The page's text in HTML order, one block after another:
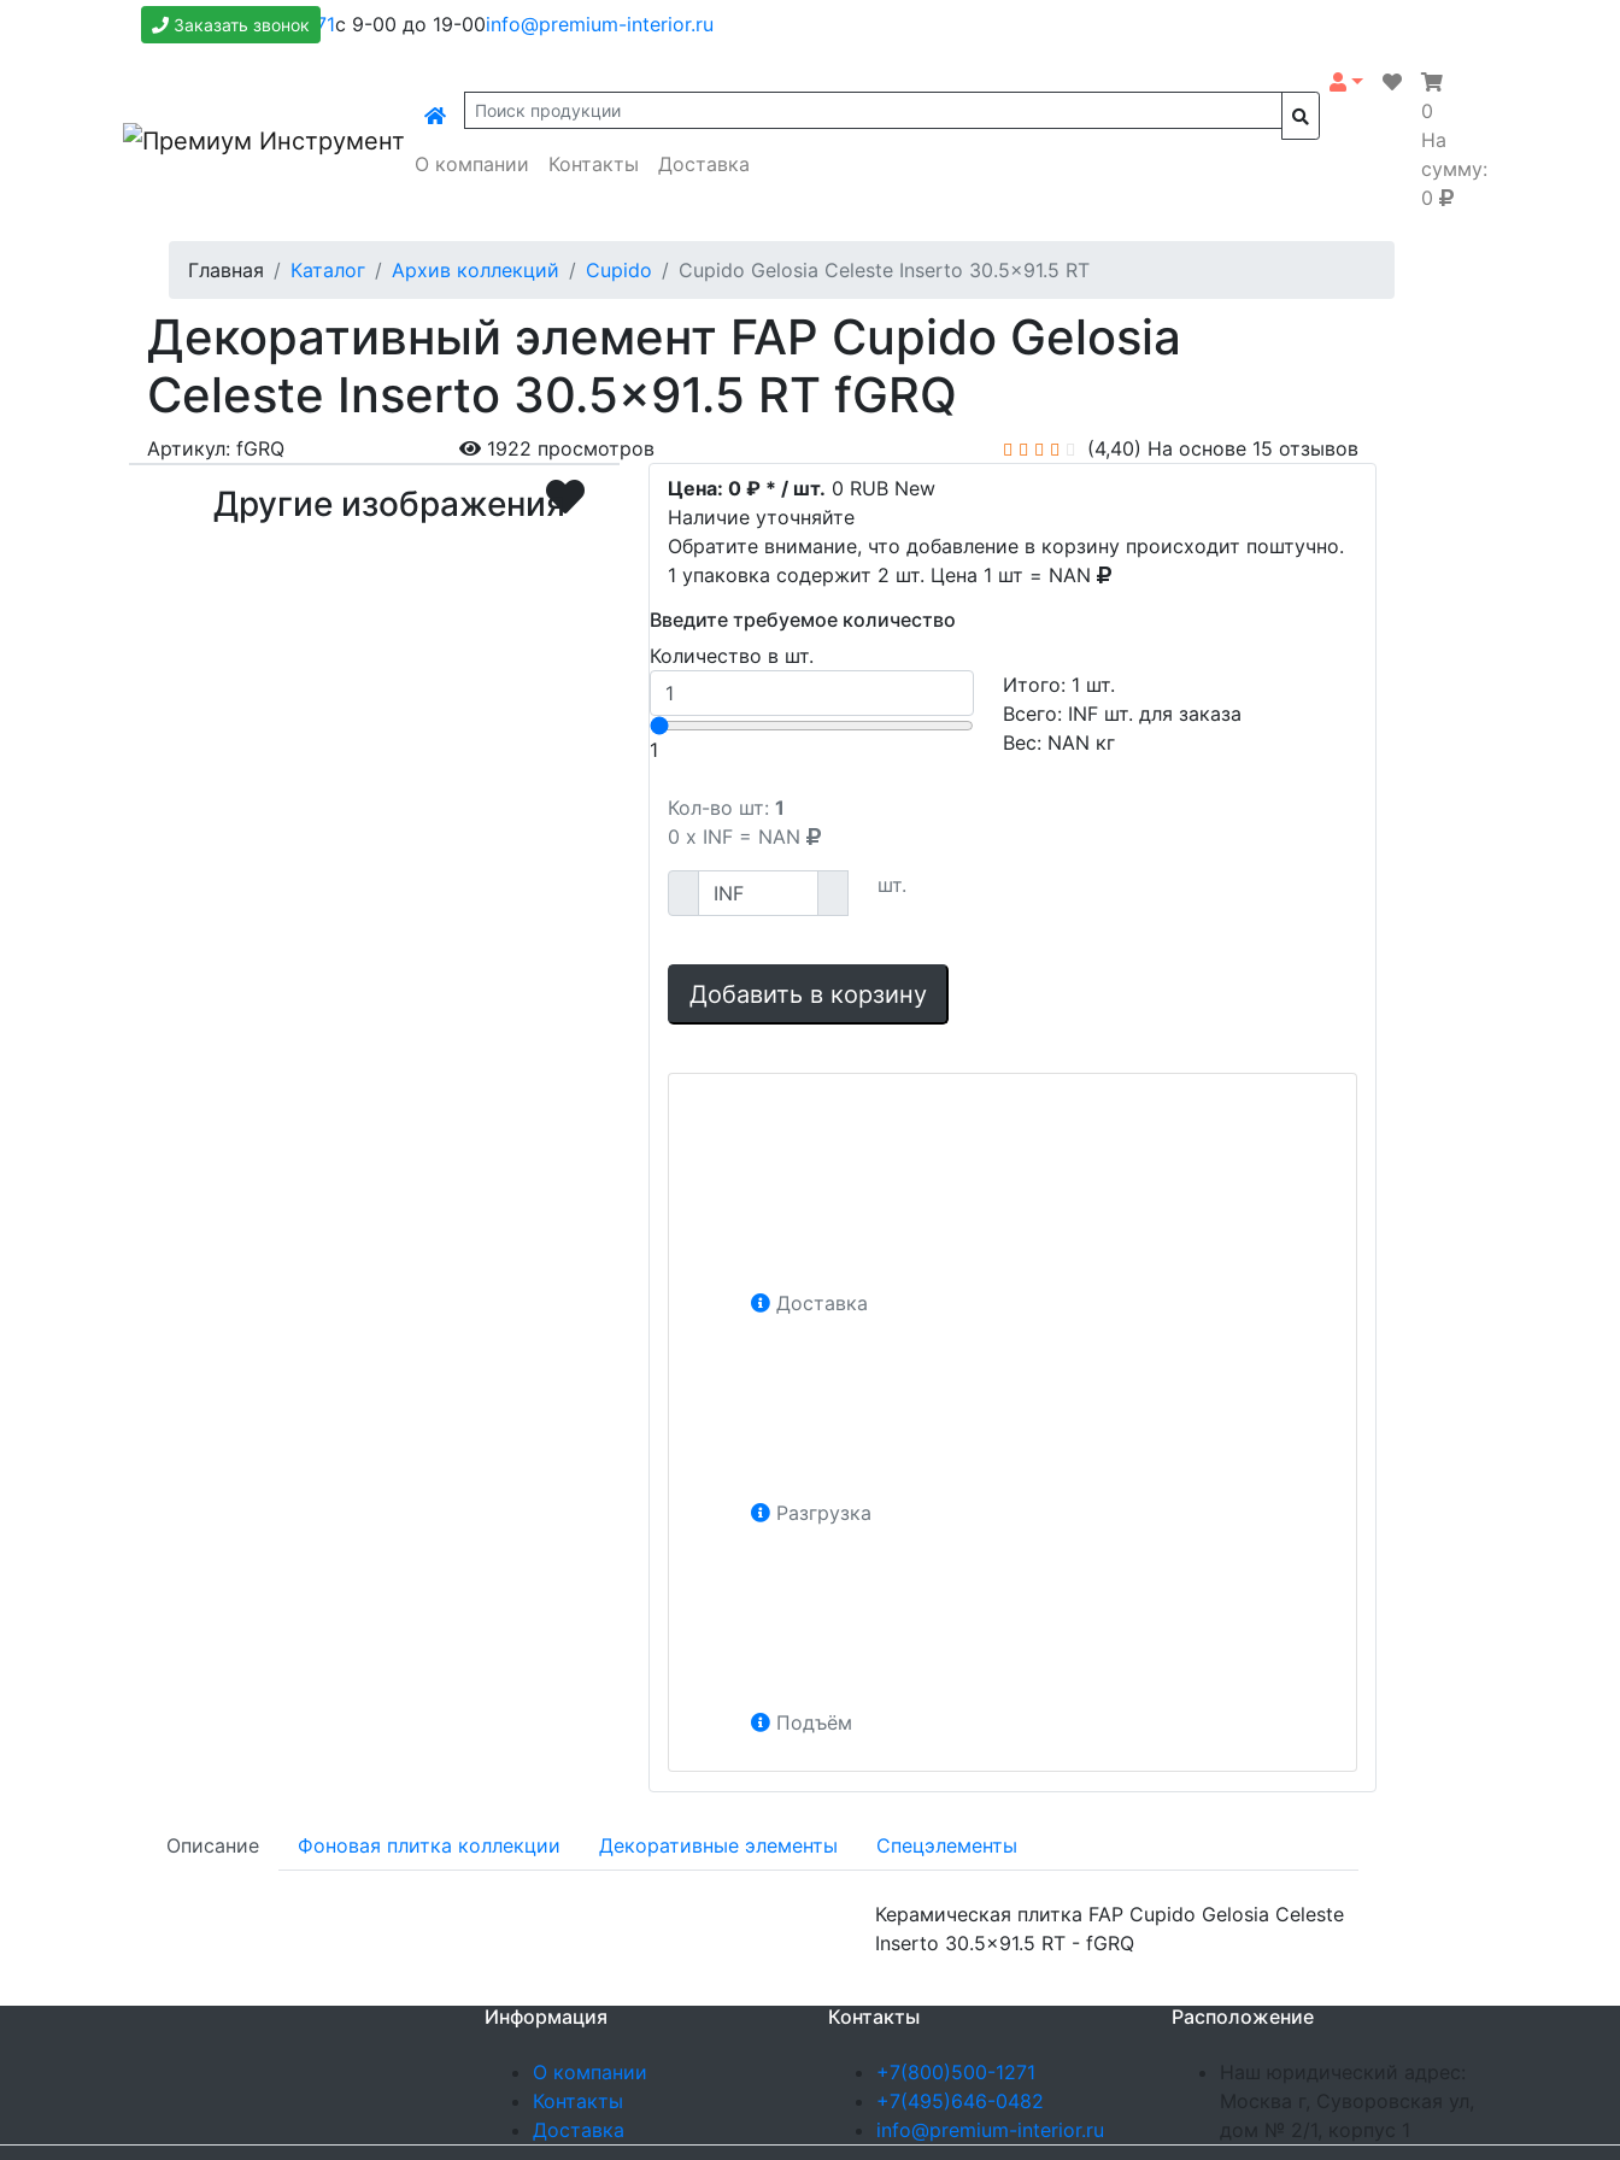
+7(800)500-1271с 9-00 до 19-00info@premium-interior.ru
Заказать звонок
О компании Контакты Доставка
0
На
сумму:
0
Главная Каталог Архив коллекций Cupido Cupido Gelosia Celeste Inserto 30.5x91.5 RT
Декоративный элемент FAP Cupido Gelosia
Celeste Inserto 30.5x91.5 RT fGRQ
Артикул: fGRQ 1922 просмотров (4,40) На основе 15 отзывов
Другие изображения Цена: 0 ₽ * / шт. 0 RUB New
Наличие уточняйте
Обратите внимание, что добавление в корзину происходит поштучно.
1 упаковка содержит 2 шт. Цена 1 шт = NAN
Введите требуемое количество
Количество в шт.
1
Итого: 1 шт.
Всего: INF шт. для заказа
Вес: NAN кг
Кол-во шт: 1
0 x INF = NAN
шт.
Добавить в корзину
Доставка
Разгрузка
Подъём
Описание Фоновая плитка коллекции Декоративные элементы Спецэлементы
Керамическая плитка FAP Cupido Gelosia Celeste
Inserto 30.5x91.5 RT - fGRQ
Информация
О компании
Контакты
Доставка
Контакты
+7(800)500-1271
+7(495)646-0482
info@premium-interior.ru
Расположение
Наш юридический адрес:
Москва г, Суворовская ул,
дом № 2/1, корпус 1